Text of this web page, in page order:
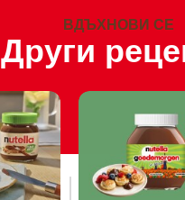
с
палачинки
Виж всички